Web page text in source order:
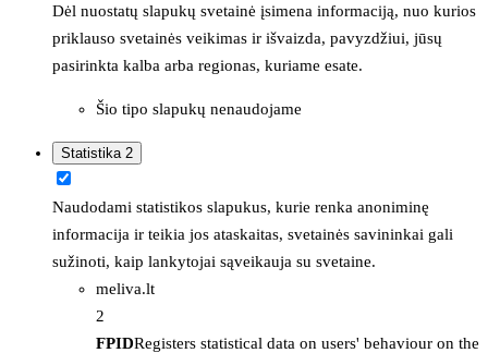
Dėl nuostatų slapukų svetainė įsimena informaciją, nuo kurios
priklauso svetainės veikimas ir išvaizda, pavyzdžiui, jūsų
pasirinkta kalba arba regionas, kuriame esate.
Šio tipo slapukų nenaudojame
Statistika 2
Naudodami statistikos slapukus, kurie renka anoniminę
informacija ir teikia jos ataskaitas, svetainės savininkai gali
sužinoti, kaip lankytojai sąveikauja su svetaine.
meliva.lt
2
FPIDRegisters statistical data on users' behaviour on the